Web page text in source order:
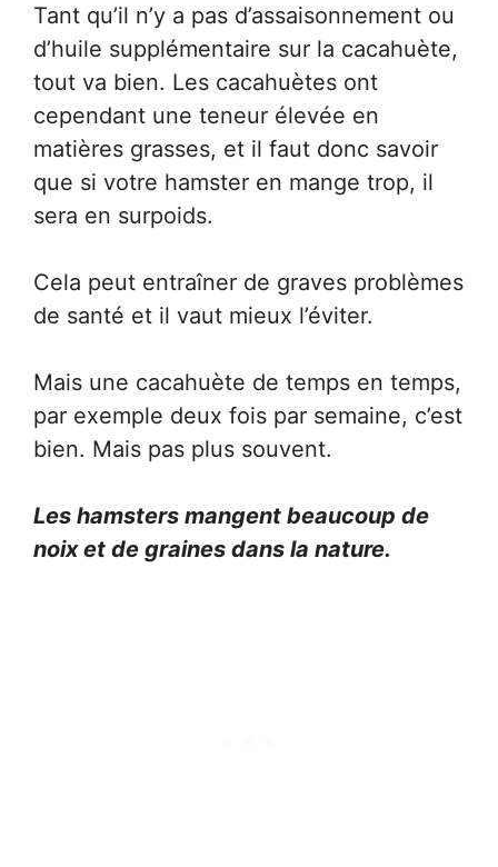
Tant qu’il n’y a pas d’assaisonnement ou
d’huile supplémentaire sur la cacahuète,
tout va bien. Les cacahuètes ont
cependant une teneur élevée en
matières grasses, et il faut donc savoir
que si votre hamster en mange trop, il
sera en surpoids.
Cela peut entraîner de graves problèmes
de santé et il vaut mieux l’éviter.
Mais une cacahuète de temps en temps,
par exemple deux fois par semaine, c’est
bien. Mais pas plus souvent.
Les hamsters mangent beaucoup de
noix et de graines dans la nature.